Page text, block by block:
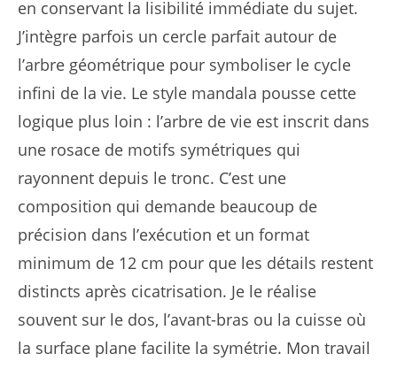
en conservant la lisibilité immédiate du sujet.
J’intègre parfois un cercle parfait autour de
l’arbre géométrique pour symboliser le cycle
infini de la vie. Le style mandala pousse cette
logique plus loin : l’arbre de vie est inscrit dans
une rosace de motifs symétriques qui
rayonnent depuis le tronc. C’est une
composition qui demande beaucoup de
précision dans l’exécution et un format
minimum de 12 cm pour que les détails restent
distincts après cicatrisation. Je le réalise
souvent sur le dos, l’avant-bras ou la cuisse où
la surface plane facilite la symétrie. Mon travail